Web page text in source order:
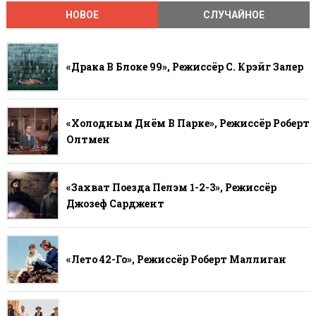
НОВОЕ СЛУЧАЙНОЕ
«Драка В Блоке 99», Режиссёр С. Крэйг Залер
«Холодным Днём В Парке», Режиссёр Роберт
Олтмен
«Захват Поезда Пелэм 1-2-3», Режиссёр
Джозеф Сарджент
«Лето 42-Го», Режиссёр Роберт Маллиган